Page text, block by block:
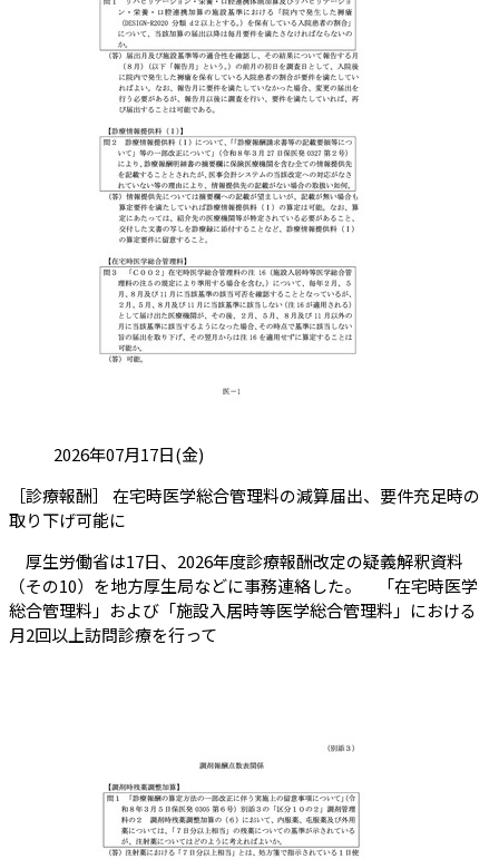
投稿日:2026年07月17日(金)
［診療報酬］ 在宅時医学総合管理料の減算届出、要件充足時の
取り下げ可能に
厚生労働省は17日、2026年度診療報酬改定の疑義解釈資料
（その10）を地方厚生局などに事務連絡した。 「在宅時医学
総合管理料」および「施設入居時等医学総合管理料」における
月2回以上訪問診療を行って